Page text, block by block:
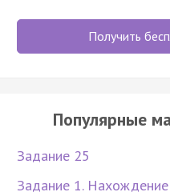
Получить
Популярные
Задание 25
Задание 1.